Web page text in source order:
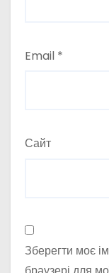
Email *
Сайт
Зберегти моє